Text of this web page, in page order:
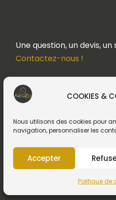
COOKIES &
Nous utilisons des cookies pour
navigation, personnaliser les
Accepter
Politique de
Une question, un devis, un
Contactez-nous !
Suivez-nous
Création du site web :